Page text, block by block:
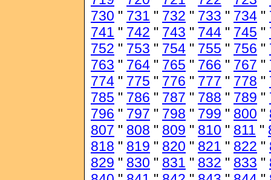
730 " 731 " 732 " 733 " 734 "
741 " 742 " 743 " 744 " 745 "
752 " 753 " 754 " 755 " 756 "
763 " 764 " 765 " 766 " 767 "
774 " 775 " 776 " 777 " 778 "
785 " 786 " 787 " 788 " 789 "
796 " 797 " 798 " 799 " 800 "
807 " 808 " 809 " 810 " 811 "
818 " 819 " 820 " 821 " 822 "
829 " 830 " 831 " 832 " 833 "